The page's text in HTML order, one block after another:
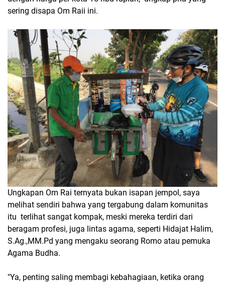
sering disapa Om Raii ini.
Ungkapan Om Rai ternyata bukan isapan jempol, saya
melihat sendiri bahwa yang tergabung dalam komunitas
itu terlihat sangat kompak, meski mereka terdiri dari
beragam profesi, juga lintas agama, seperti Hidajat Halim,
S.Ag.,MM.Pd yang mengaku seorang Romo atau pemuka
Agama Budha.
"Ya, penting saling membagi kebahagiaan, ketika orang